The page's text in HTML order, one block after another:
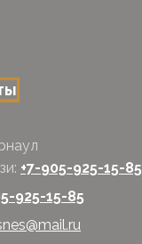
+7-905-925-15-85
925-15-85